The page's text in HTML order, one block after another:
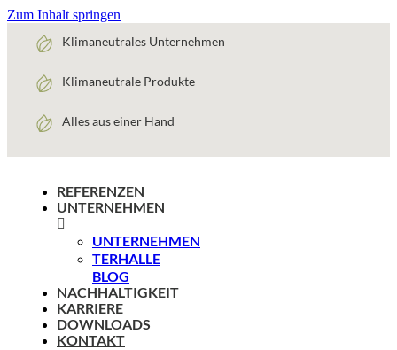
Zum Inhalt springen
Klimaneutrales Unternehmen
Klimaneutrale Produkte
Alles aus einer Hand
REFERENZEN
UNTERNEHMEN
UNTERNEHMEN
TERHALLE
BLOG
NACHHALTIGKEIT
KARRIERE
DOWNLOADS
KONTAKT